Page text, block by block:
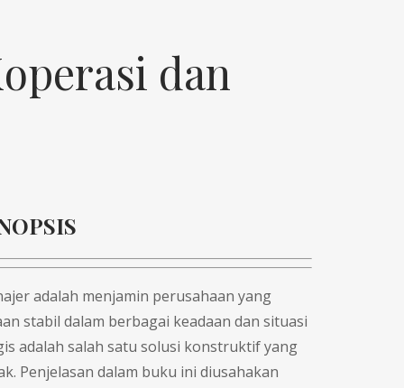
dan
adalah menjamin perusahaan yang
stabil dalam berbagai keadaan dan situasi
adalah salah satu solusi konstruktif yang
Penjelasan dalam buku ini diusahakan